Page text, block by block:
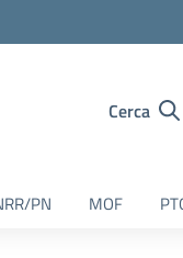
Cerca
PN MOF